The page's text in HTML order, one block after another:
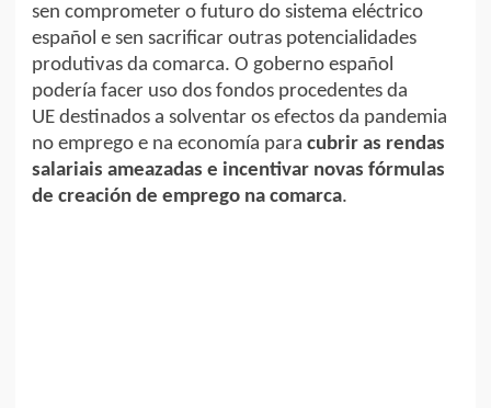
sen comprometer o futuro do sistema eléctrico
español e sen sacrificar outras potencialidades
produtivas da comarca. O goberno español
podería facer uso dos fondos procedentes da
UE destinados a solventar os efectos da pandemia
no emprego e na economía para cubrir as rendas
salariais ameazadas e incentivar novas fórmulas
de creación de emprego na comarca.